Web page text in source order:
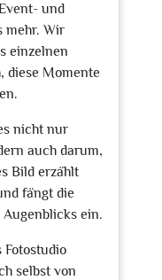
und
mehr. Wir
einzelnen
diese Momente
nicht nur
auch darum,
Bild erzählt
fängt die
ein.
Fotostudio
selbst von